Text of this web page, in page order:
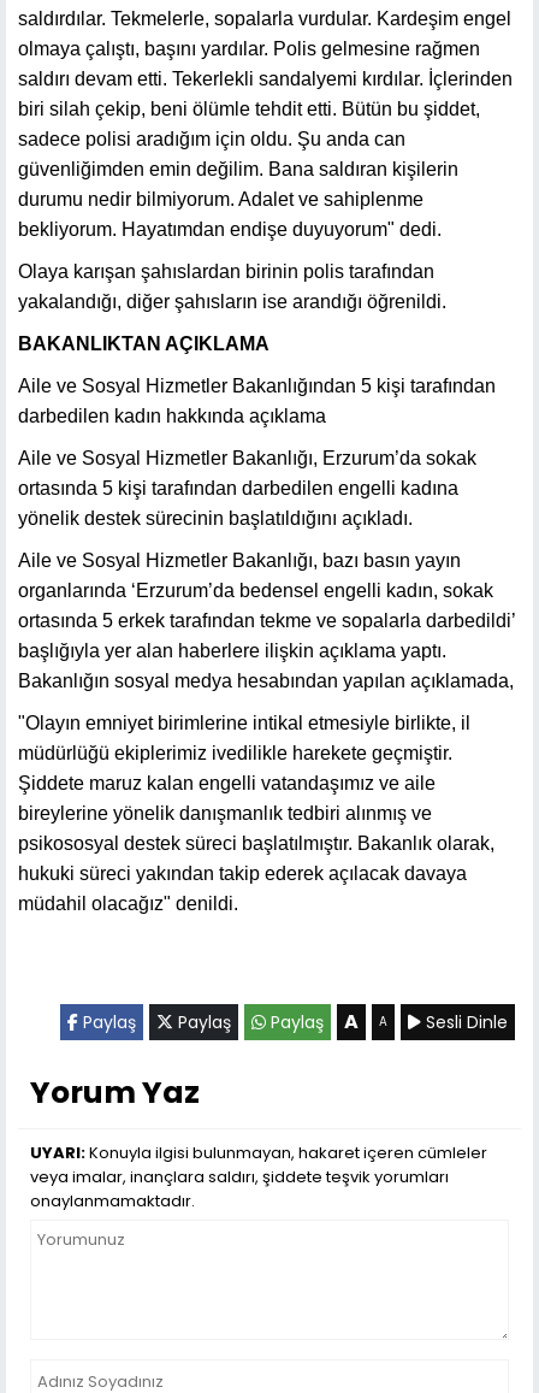
saldırdılar. Tekmelerle, sopalarla vurdular. Kardeşim engel
olmaya çalıştı, başını yardılar. Polis gelmesine rağmen
saldırı devam etti. Tekerlekli sandalyemi kırdılar. İçlerinden
biri silah çekip, beni ölümle tehdit etti. Bütün bu şiddet,
sadece polisi aradığım için oldu. Şu anda can
güvenliğimden emin değilim. Bana saldıran kişilerin
durumu nedir bilmiyorum. Adalet ve sahiplenme
bekliyorum. Hayatımdan endişe duyuyorum" dedi.
Olaya karışan şahıslardan birinin polis tarafından
yakalandığı, diğer şahısların ise arandığı öğrenildi.
BAKANLIKTAN AÇIKLAMA
Aile ve Sosyal Hizmetler Bakanlığından 5 kişi tarafından
darbedilen kadın hakkında açıklama
Aile ve Sosyal Hizmetler Bakanlığı, Erzurum’da sokak
ortasında 5 kişi tarafından darbedilen engelli kadına
yönelik destek sürecinin başlatıldığını açıkladı.
Aile ve Sosyal Hizmetler Bakanlığı, bazı basın yayın
organlarında ‘Erzurum’da bedensel engelli kadın, sokak
ortasında 5 erkek tarafından tekme ve sopalarla darbedildi’
başlığıyla yer alan haberlere ilişkin açıklama yaptı.
Bakanlığın sosyal medya hesabından yapılan açıklamada,
"Olayın emniyet birimlerine intikal etmesiyle birlikte, il
müdürlüğü ekiplerimiz ivedilikle harekete geçmiştir.
Şiddete maruz kalan engelli vatandaşımız ve aile
bireylerine yönelik danışmanlık tedbiri alınmış ve
psikososyal destek süreci başlatılmıştır. Bakanlık olarak,
hukuki süreci yakından takip ederek açılacak davaya
müdahil olacağız" denildi.
Paylaş Paylaş Paylaş A A Sesli Dinle
Yorum Yaz
UYARI:Konuyla ilgisi bulunmayan, hakaret içeren cümleler
veya imalar, inançlara saldırı, şiddete teşvik yorumları
onaylanmamaktadır.